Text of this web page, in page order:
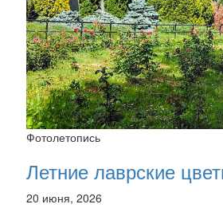
Фотолетопись
Летние лаврские
20 июня, 2026